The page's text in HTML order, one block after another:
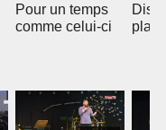
Pour un temps
comme celui-ci